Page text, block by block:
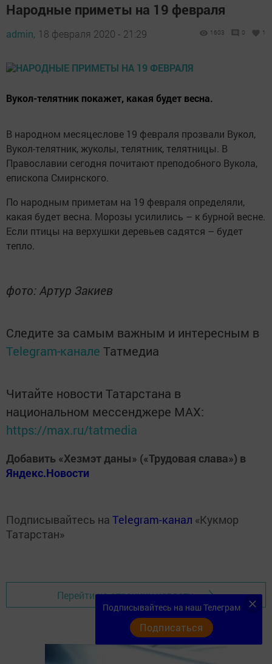
Народные приметы на 19 февраля
admin, 18 февраля 2020 - 21:29 1603 0 1
Вукол-телятник покажет, какая будет весна.
В народном месяцеслове 19 февраля прозвали Вукол,
Вукол-телятник, жуколы, телятник, телятницы. В
Православии сегодня почитают преподобного Вукола,
епископа Смирнского.
По народным приметам на 19 февраля определяли,
какая будет весна. Морозы усилились – к бурной весне.
Если птицы на верхушки деревьев садятся – будет
тепло.
фото: Артур Закиев
Следите за самым важным и интересным в
Telegram-канале Татмедиа
Читайте новости Татарстана в
национальном мессенджере MАХ:
https://max.ru/tatmedia
Добавить «Хезмэт даны» («Трудовая слава») в
Яндекс.Новости
Подписывайтесь на Telegram-канал «Кукмор
Татарстан»
Перейти на страницу новости
Подписывайтесь на наш Телеграм
Подписаться